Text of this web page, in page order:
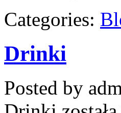
Categories:
Drinki
Posted by